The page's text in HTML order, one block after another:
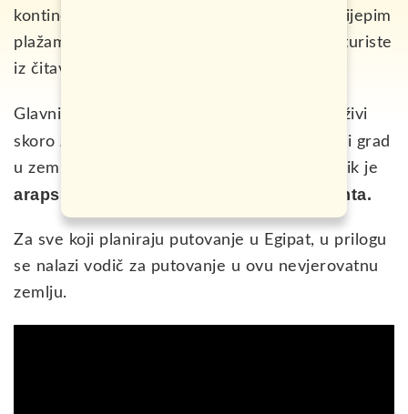
kontinenta. Njegova istorija, zajedno sa prelijepim
plažama i toplim morem, godinama privlači turiste
iz čitavog svijeta.
Glavni grad Egipta je
u kojem danas živi
skoro 20 miliona stanovnika!
Drugi najveći grad
u zemlji je čuvena Aleksandrija. Službeni jezik je
arapski egipatska funta.
Za sve koji planiraju putovanje u Egipat, u prilogu
se nalazi vodič za putovanje u ovu nevjerovatnu
zemlju.